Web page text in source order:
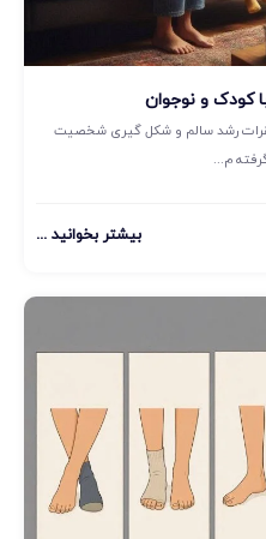
کودک و نوجوان
فقرات رشد سالم و شکل گیری شخصیت
م...
بیشتر بخوانید ...